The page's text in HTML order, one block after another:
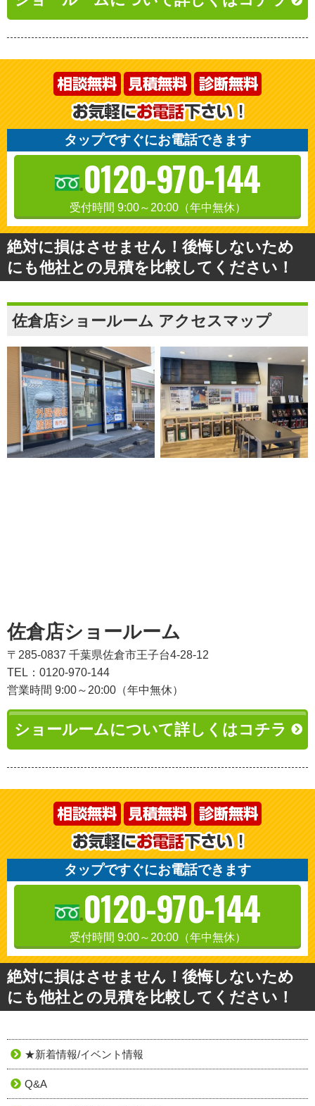
タップですぐにお電話できます
0120-970-144
受付時間 9:00～20:00（年中無休）
絶対に損はさせません！後悔しないため
にも他社との見積を比較してください！
佐倉店ショールーム アクセスマップ
佐倉店ショールーム
〒285-0837 千葉県佐倉市王子台4-28-12
TEL：0120-970-144
営業時間 9:00～20:00（年中無休）
ショールームについて詳しくはコチラ
タップですぐにお電話できます
0120-970-144
受付時間 9:00～20:00（年中無休）
絶対に損はさせません！後悔しないため
にも他社との見積を比較してください！
★新着情報/イベント情報
Q&A